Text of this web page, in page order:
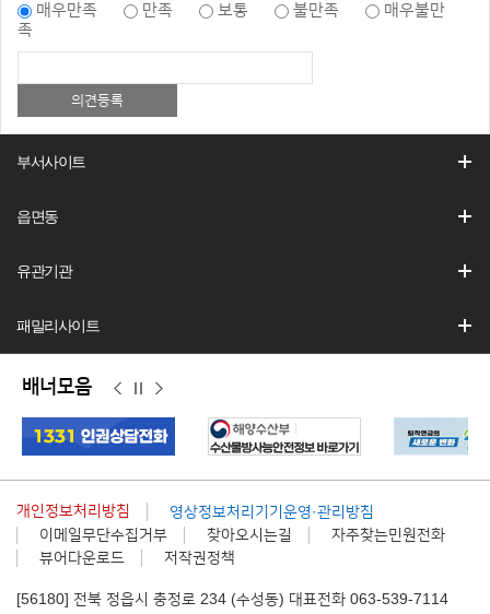
매우만족
만족 보통 불만족
매우불만
족
부서사이트
읍면동
유관기관
패밀리사이트
배너모음
이
전
정
지
다
음
개인정보처리방침
영상정보처리기기운영·관리방침
이메일무단수집거부
찾아오시는길
자주찾는민원전화
뷰어다운로드
저작권정책
[56180] 전북 정읍시 충정로 234 (수성동) 대표전화 063-539-7114